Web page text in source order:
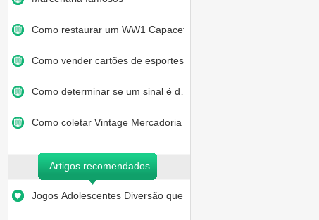
Como restaurar um WW1 Capacete A…
Como vender cartões de esportes…
Como determinar se um sinal é d…
Como coletar Vintage Mercadoria …
Artigos recomendados
Jogos Adolescentes Diversão que…